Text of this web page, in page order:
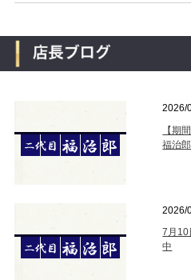
2026/
【期
福治
2026/
7月
中